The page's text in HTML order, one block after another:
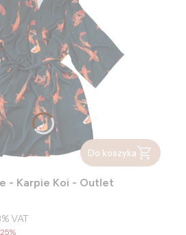
Do koszyka
Kimono bambusowe - Karpie Koi - Outlet
VAT